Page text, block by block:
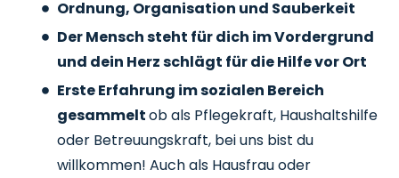
Ordnung, Organisation und Sauberkeit
Der Mensch steht für dich im Vordergrund
und dein Herz schlägt für die Hilfe vor Ort
Erste Erfahrung im sozialen Bereich
gesammeltob als Pflegekraft, Haushaltshilfe
oder Betreuungskraft, bei uns bist du
willkommen! Auch als Hausfrau oder